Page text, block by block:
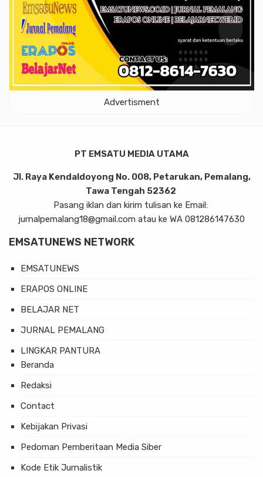
Advertisment
PT EMSATU MEDIA UTAMA
Jl. Raya Kendaldoyong No. 008, Petarukan, Pemalang,
Tawa Tengah 52362
Pasang iklan dan kirim tulisan ke Email:
jurnalpemalang18@gmail.com atau ke WA 081286147630
EMSATUNEWS NETWORK
EMSATUNEWS
ERAPOS ONLINE
BELAJAR NET
JURNAL PEMALANG
LINGKAR PANTURA
Beranda
Redaksi
Contact
Kebijakan Privasi
Pedoman Pemberitaan Media Siber
Kode Etik Jurnalistik